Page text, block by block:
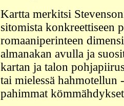
Kartta merkitsi
sitomista konkreettiseen
romaaniperinteen
almanakan avulla ja
kartan ja talon
tai mielessä
pahimmat